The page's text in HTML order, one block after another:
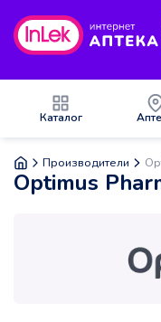
Каталог
Производители
Optimus